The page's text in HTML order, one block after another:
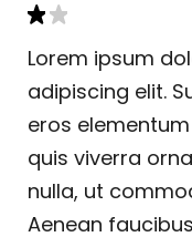
Lorem ipsum
adipiscing elit.
eros
quis viverra
nulla, ut
Aenean